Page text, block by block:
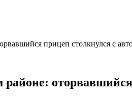
прицеп столкнулся с